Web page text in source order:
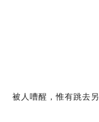
被人嘈醒，惟有跳去